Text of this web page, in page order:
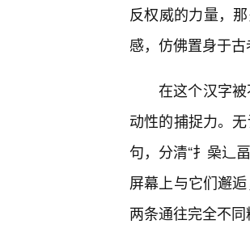
反权威的力量，
感，仿佛置身于古
在这个汉字
动性的捕捉力。
句，分清“扌喿辶
屏幕上与它们邂
两条通往完全不同